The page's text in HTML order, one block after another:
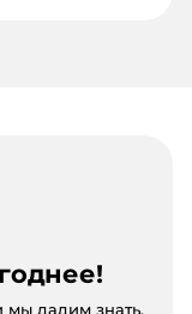
мы дадим знать,